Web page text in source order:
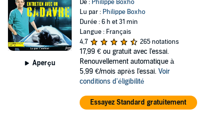
Aperçu
De : Philippe Boxho
Lu par : Philippe Boxho
Durée : 6 h et 31 min
Langue : Français
4,7
265 notations
17,99 € ou gratuit avec l'essai.
Renouvellement automatique à
5,99 €/mois après l'essai. Voir
conditions d'éligibilité
Essayez Standard gratuitement